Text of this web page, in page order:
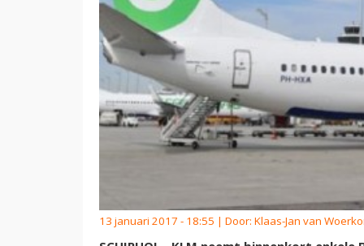
13 januari 2017 - 18:55 | Door: Klaas-Jan van